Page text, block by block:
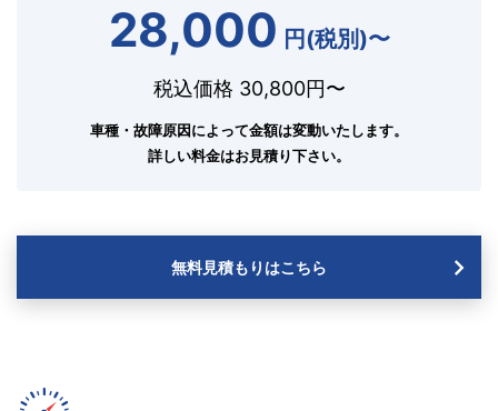
28,000 円(税別)〜
税込価格 30,800円〜
車種・故障原因によって金額は変動いたします。
詳しい料金はお見積り下さい。
無料見積もりはこちら